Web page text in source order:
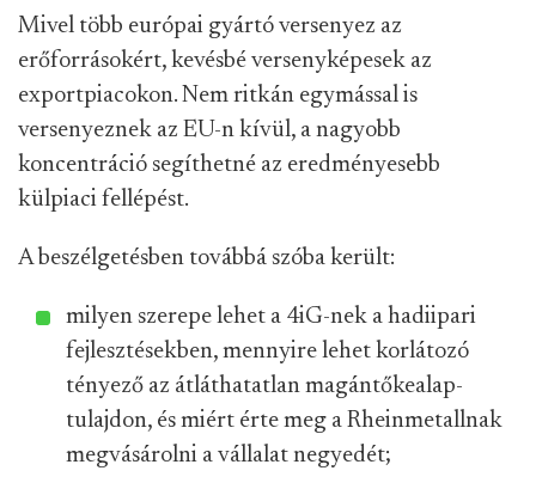
Mivel több európai gyártó versenyez az
erőforrásokért, kevésbé versenyképesek az
exportpiacokon. Nem ritkán egymással is
versenyeznek az EU-n kívül, a nagyobb
koncentráció segíthetné az eredményesebb
külpiaci fellépést.
A beszélgetésben továbbá szóba került:
milyen szerepe lehet a 4iG-nek a hadiipari
fejlesztésekben, mennyire lehet korlátozó
tényező az átláthatatlan magántőkealap-
tulajdon, és miért érte meg a Rheinmetallnak
megvásárolni a vállalat negyedét;